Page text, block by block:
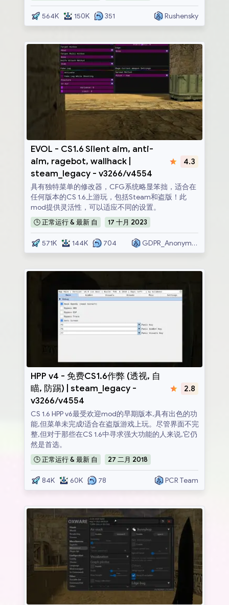
564K 150K 351 Rushensky
EVOL
EVOL - CS1.6 Silent aim, anti-
aim, ragebot, wallhack |
steam_legacy - v3266/v4554
4.3
具有独特菜单的修改器，CFG系统略显笨拙，适合在
任何版本的CS 1.6上游玩，包括Steam和盗版！此
mod提供灵活性，可以适应不同的设置。
🕒正常运行 & 最新 自 17 十月 2023
571K 144K 704 GDPR_Anonymous
HPP v4
HPP v4 - 免费CS1.6作弊 (透视, 自
瞄, 防踢) | steam_legacy -
v3266/v4554
2.8
CS 1.6 HPP v6最受欢迎mod的早期版本,具有出色的功
能,但菜单未完成!适合在盗版游戏上玩。尽管界面不完
整,但对于那些在CS 1.6中寻求强大功能的人来说,它仍
然是首选。
🕒正常运行 & 最新 自 27 二月 2018
84K 60K 78 PCR Team